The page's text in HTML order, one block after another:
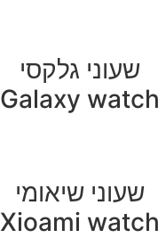
שעוני גלקסי
Galaxy watch
שעוני שיאומי
Xioami watch